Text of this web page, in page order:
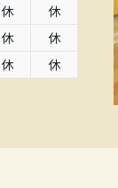
休
休
休
休
休 休